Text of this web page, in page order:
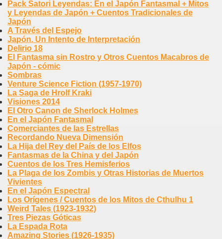
Pack Satori Leyendas: En el Japón Fantasmal + Mitos
y Leyendas de Japón + Cuentos Tradicionales de
Japón
A Través del Espejo
Japón. Un Intento de Interpretación
Delirio 18
El Fantasma sin Rostro y Otros Cuentos Macabros de
Japón - cómic
Sombras
Venture Science Fiction (1957-1970)
La Saga de Hrolf Kraki
Visiones 2014
El Otro Canon de Sherlock Holmes
En el Japón Fantasmal
Comerciantes de las Estrellas
Recordando Nueva Dimensión
La Hija del Rey del País de los Elfos
Fantasmas de la China y del Japón
Cuentos de los Tres Hemisferios
La Plaga de los Zombis y Otras Historias de Muertos
Vivientes
En el Japón Espectral
Los Orígenes / Cuentos de los Mitos de Cthulhu 1
Weird Tales (1923-1932)
Tres Piezas Góticas
La Espada Rota
Amazing Stories (1926-1935)